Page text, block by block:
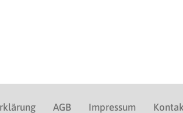
AGB Impressum